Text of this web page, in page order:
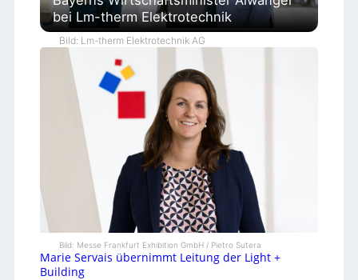
bei Lm-therm Elektrotechnik
Bild: Lm-therm Elektrotechnik AG
Bild: Messe Frankfurt Exhibition GmbH / Pietro Sutera
Marie Servais übernimmt Leitung der Light +
Building